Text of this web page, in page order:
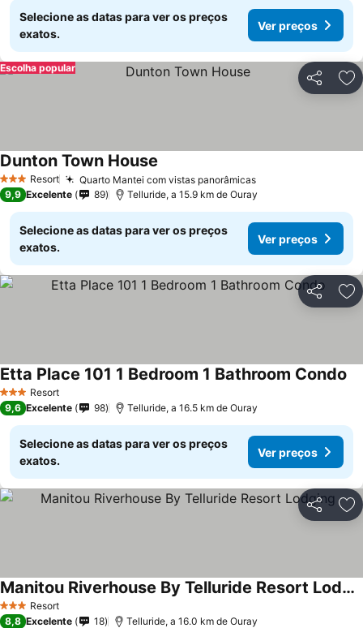
Selecione as datas para ver os preços
exatos.
Ver preços
Partilhar
Escolha popular
3 EstrelasResort Quarto Mantei com vistas panorâmicas
Dunton Town House
9,9 Excelente 89 Telluride, a 15.9 km de Ouray
Selecione as datas para ver os preços
exatos.
Ver preços
Partilhar
3 EstrelasResort
Etta Place 101 1 Bedroom 1 Bathroom Condo
9,6 Excelente 98 Telluride, a 16.5 km de Ouray
Selecione as datas para ver os preços
exatos.
Ver preços
Partilhar
3 EstrelasResort
Manitou Riverhouse By Telluride Resort Lodging
8,8 Excelente 18 Telluride, a 16.0 km de Ouray